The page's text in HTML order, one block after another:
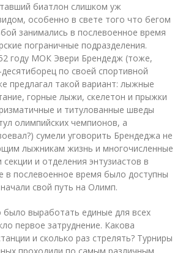
биатлон слишком уж
особенно в свете того что бегом
занимались в послевоенное время
пограничные подразделения.
году МОК Эвери Брендедж (тоже,
десятиборец по своей спортивной
предлагал такой вариант: лыжные
горные лыжи, скелетон и прыжки
и титулованные шведы
олимпийских чемпионов, а
сумели уговорить Брендеджа не
лыжникам жизнь и многочисленные
и отделения энтузиастов в
в послевоенное время было доступны
свой путь на Олимп.
было выработать единые для всех
первое затруднение. Какова
и сколько раз стрелять? Турниры